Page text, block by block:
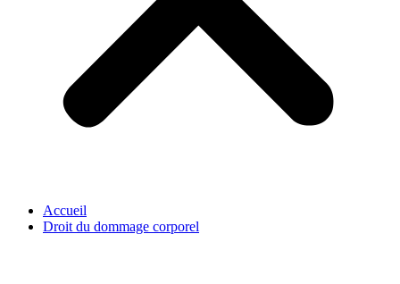
Accueil
Droit du dommage corporel